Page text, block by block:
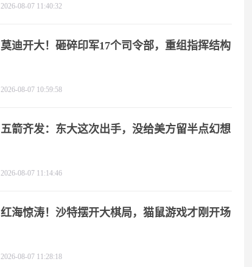
2026-08-07 11:40:32
莫迪开大！砸碎印军17个司令部，重组指挥结构
2026-08-07 10:59:58
五箭齐发：东大这次出手，没给美方留半点幻想
2026-08-07 11:14:46
红海惊涛！沙特摆开大棋局，猫鼠游戏才刚开场
2026-08-07 11:28:18